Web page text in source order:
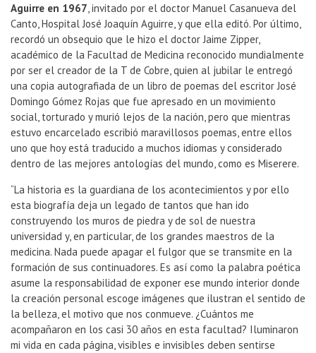
Aguirre en 1967, invitado por el doctor Manuel Casanueva del
Canto, Hospital José Joaquín Aguirre, y que ella editó. Por último,
recordó un obsequio que le hizo el doctor Jaime Zipper,
académico de la Facultad de Medicina reconocido mundialmente
por ser el creador de la T de Cobre, quien al jubilar le entregó
una copia autografiada de un libro de poemas del escritor José
Domingo Gómez Rojas que fue apresado en un movimiento
social, torturado y murió lejos de la nación, pero que mientras
estuvo encarcelado escribió maravillosos poemas, entre ellos
uno que hoy está traducido a muchos idiomas y considerado
dentro de las mejores antologías del mundo, como es Miserere.
“La historia es la guardiana de los acontecimientos y por ello
esta biografía deja un legado de tantos que han ido
construyendo los muros de piedra y de sol de nuestra
universidad y, en particular, de los grandes maestros de la
medicina. Nada puede apagar el fulgor que se transmite en la
formación de sus continuadores. Es así como la palabra poética
asume la responsabilidad de exponer ese mundo interior donde
la creación personal escoge imágenes que ilustran el sentido de
la belleza, el motivo que nos conmueve. ¿Cuántos me
acompañaron en los casi 30 años en esta facultad? Iluminaron
mi vida en cada página, visibles e invisibles deben sentirse